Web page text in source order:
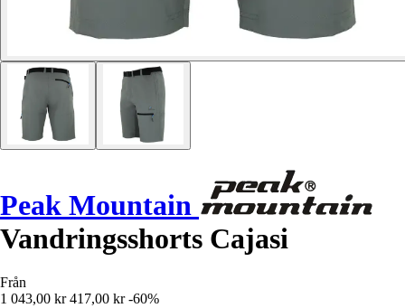
Peak Mountain
Vandringsshorts Cajasi
Från
1 043,00 kr 417,00 kr -60%